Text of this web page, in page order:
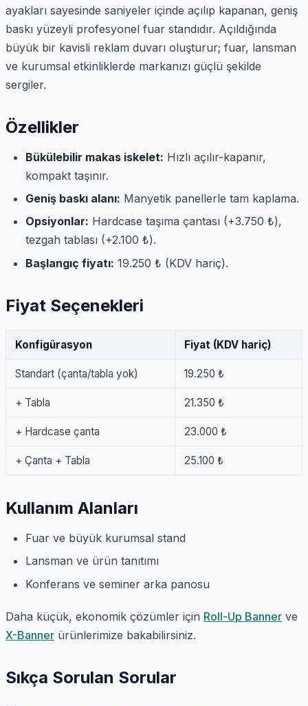
ayakları sayesinde saniyeler içinde açılıp kapanan, geniş
baskı yüzeyli profesyonel fuar standıdır. Açıldığında
büyük bir kavisli reklam duvarı oluşturur; fuar, lansman
ve kurumsal etkinliklerde markanızı güçlü şekilde
sergiler.
Özellikler
Bükülebilir makas iskelet: Hızlı açılır-kapanır,
kompakt taşınır.
Geniş baskı alanı: Manyetik panellerle tam kaplama.
Opsiyonlar: Hardcase taşıma çantası (+3.750 ₺),
tezgah tablası (+2.100 ₺).
Başlangıç fiyatı: 19.250 ₺ (KDV hariç).
Fiyat Seçenekleri
Konfigürasyon Fiyat (KDV hariç)
Standart (çanta/tabla yok) 19.250 ₺
+ Tabla 21.350 ₺
+ Hardcase çanta 23.000 ₺
+ Çanta + Tabla 25.100 ₺
Kullanım Alanları
Fuar ve büyük kurumsal stand
Lansman ve ürün tanıtımı
Konferans ve seminer arka panosu
Daha küçük, ekonomik çözümler için Roll-Up Banner ve
X-Banner ürünlerimize bakabilirsiniz.
Sıkça Sorulan Sorular